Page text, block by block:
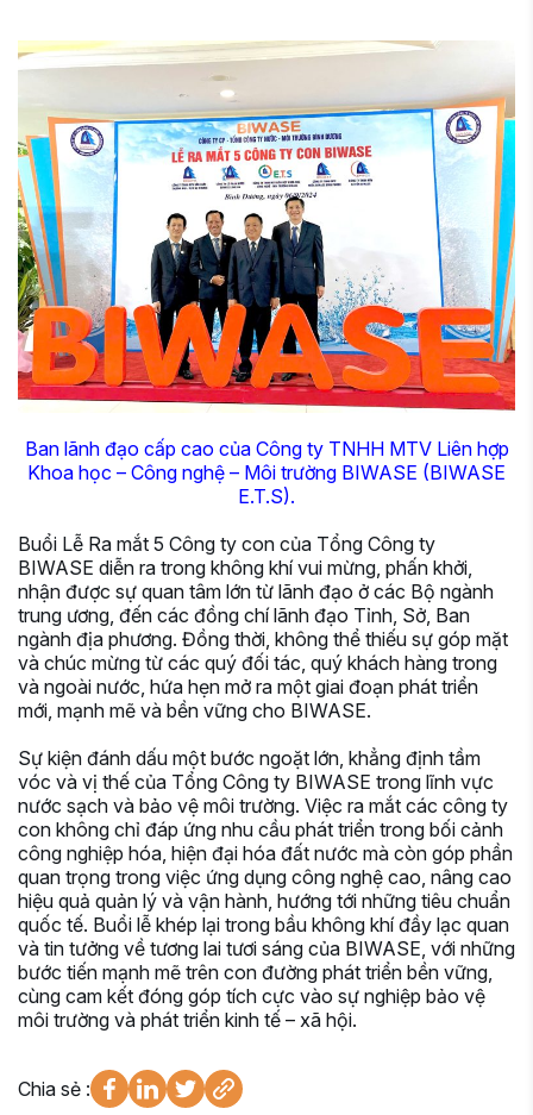
Ban lãnh đạo cấp cao của Công ty TNHH MTV Liên hợp
Khoa học – Công nghệ – Môi trường BIWASE (BIWASE
E.T.S).
Buổi Lễ Ra mắt 5 Công ty con của Tổng Công ty
BIWASE diễn ra trong không khí vui mừng, phấn khởi,
nhận được sự quan tâm lớn từ lãnh đạo ở các Bộ ngành
trung ương, đến các đồng chí lãnh đạo Tỉnh, Sở, Ban
ngành địa phương. Đồng thời, không thể thiếu sự góp mặt
và chúc mừng từ các quý đối tác, quý khách hàng trong
và ngoài nước, hứa hẹn mở ra một giai đoạn phát triển
mới, mạnh mẽ và bền vững cho BIWASE.
Sự kiện đánh dấu một bước ngoặt lớn, khẳng định tầm
vóc và vị thế của Tổng Công ty BIWASE trong lĩnh vực
nước sạch và bảo vệ môi trường. Việc ra mắt các công ty
con không chỉ đáp ứng nhu cầu phát triển trong bối cảnh
công nghiệp hóa, hiện đại hóa đất nước mà còn góp phần
quan trọng trong việc ứng dụng công nghệ cao, nâng cao
hiệu quả quản lý và vận hành, hướng tới những tiêu chuẩn
quốc tế. Buổi lễ khép lại trong bầu không khí đầy lạc quan
và tin tưởng về tương lai tươi sáng của BIWASE, với những
bước tiến mạnh mẽ trên con đường phát triển bền vững,
cùng cam kết đóng góp tích cực vào sự nghiệp bảo vệ
môi trường và phát triển kinh tế – xã hội.
Chia sẻ :